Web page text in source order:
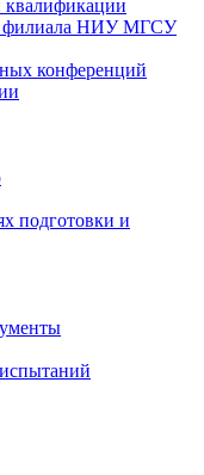
квалификации
филиала НИУ МГСУ
конференций
подготовки и